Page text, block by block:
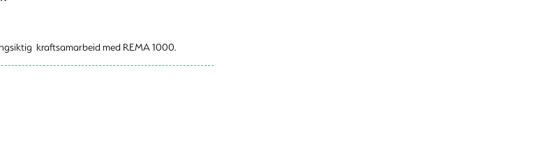
kraftsamarbeid med REMA 1000.